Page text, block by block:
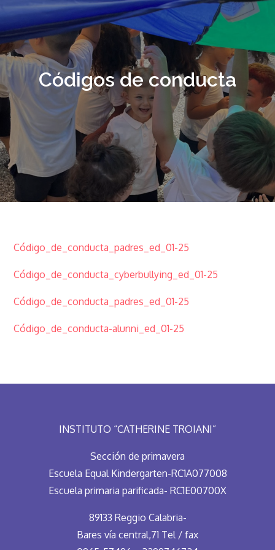
Códigos de conducta
Código_de_conducta_padres_ed_01-25
Código_de_conducta_cyberbullying_ed_01-25
Código_de_conducta_padres_ed_01-25
Código_de_conducta-alunni_ed_01-25
INSTITUTO “CATHERINE TROIANI”
Sección de primavera
Escuela Equal Kindergarten-RC1A077008
Escuela primaria parificada- RC1E00700X
89133 Reggio Calabria-
Bares vía central,71 Tel / fax